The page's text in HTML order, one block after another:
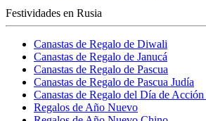
Festividades en Rusia
Canastas de Regalo de Diwali
Canastas de Regalo de Janucá
Canastas de Regalo de Pascua
Canastas de Regalo de Pascua Judía
Canastas de Regalo del Día de
Regalos de Año Nuevo